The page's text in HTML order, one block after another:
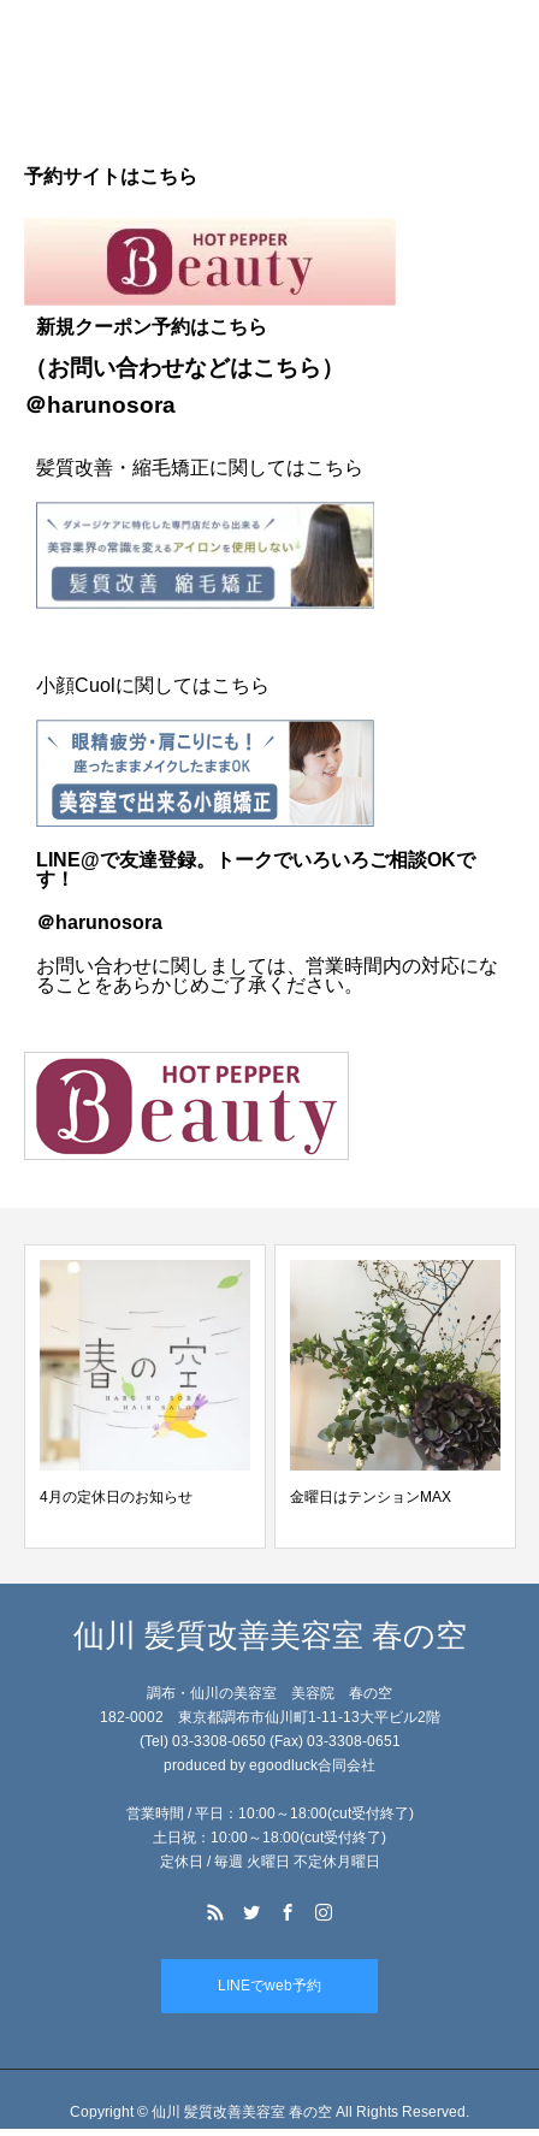
予約サイトはこちら
新規クーポン予約はこちら
（お問い合わせなどはこちら ）
＠harunosora
髪質改善・縮毛矯正に関してはこちら
小顔Cuolに関してはこちら
LINE@で友達登録。トークでいろいろご相談OKで
す！
＠harunosora
お問い合わせに関しましては、営業時間内の対応にな
ることをあらかじめご了承ください。
4月の定休日のお知らせ 金曜日はテンションMAX
仙川 髪質改善美容室 春の空
調布・仙川の美容室 美容院 春の空
182-0002 東京都調布市仙川町1-11-13大平ビル2階
(Tel) 03-3308-0650 (Fax) 03-3308-0651
produced by egoodluck合同会社
営業時間 / 平日：10:00～18:00(cut受付終了)
土日祝：10:00～18:00(cut受付終了)
定休日 / 毎週 火曜日 不定休月曜日
LINEでweb予約
Copyright © 仙川 髪質改善美容室 春の空 All Rights Reserved.